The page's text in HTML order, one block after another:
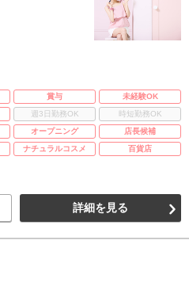
賞与
未経験OK
週3日勤務OK
時短勤務OK
オープニング
店長候補
ナチュラルコスメ 百貨店
詳細を見る